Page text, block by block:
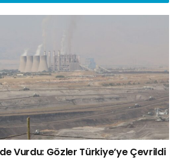
Vurdu: Gözler Türkiye’ye Çevrildi